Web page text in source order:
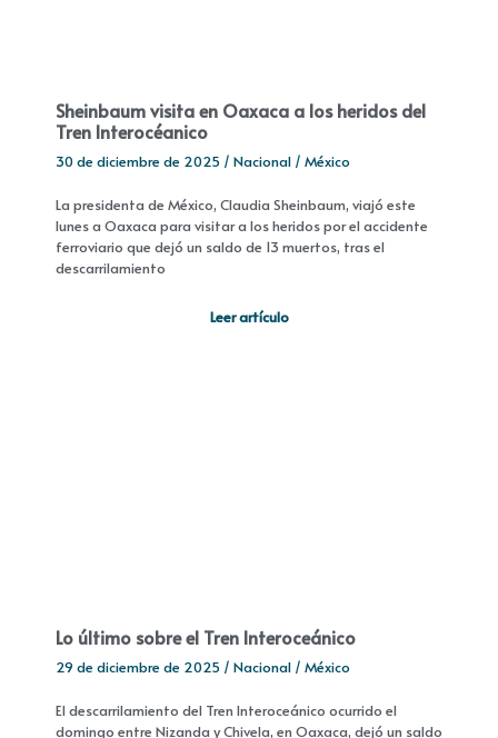
Sheinbaum visita en Oaxaca a los heridos del
Tren Interocéanico
30 de diciembre de 2025 / Nacional / México
La presidenta de México, Claudia Sheinbaum, viajó este
lunes a Oaxaca para visitar a los heridos por el accidente
ferroviario que dejó un saldo de 13 muertos, tras el
descarrilamiento
Leer artículo
Lo último sobre el Tren Interoceánico
29 de diciembre de 2025 / Nacional / México
El descarrilamiento del Tren Interoceánico ocurrido el
domingo entre Nizanda y Chivela, en Oaxaca, dejó un saldo